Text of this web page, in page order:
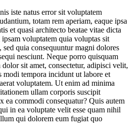
iste natus error sit voluptatem
totam rem aperiam, eaque ipsa
et quasi architecto beatae vitae dicta
voluptatem quia voluptas sit
quia consequuntur magni dolores
nesciunt. Neque porro quisquam
sit amet, consectetur, adipisci velit,
modi tempora incidunt ut labore et
voluptatem. Ut enim ad minima
ullam corporis suscipit
ea commodi consequatur? Quis autem
in ea voluptate velit esse quam nihil
qui dolorem eum fugiat quo